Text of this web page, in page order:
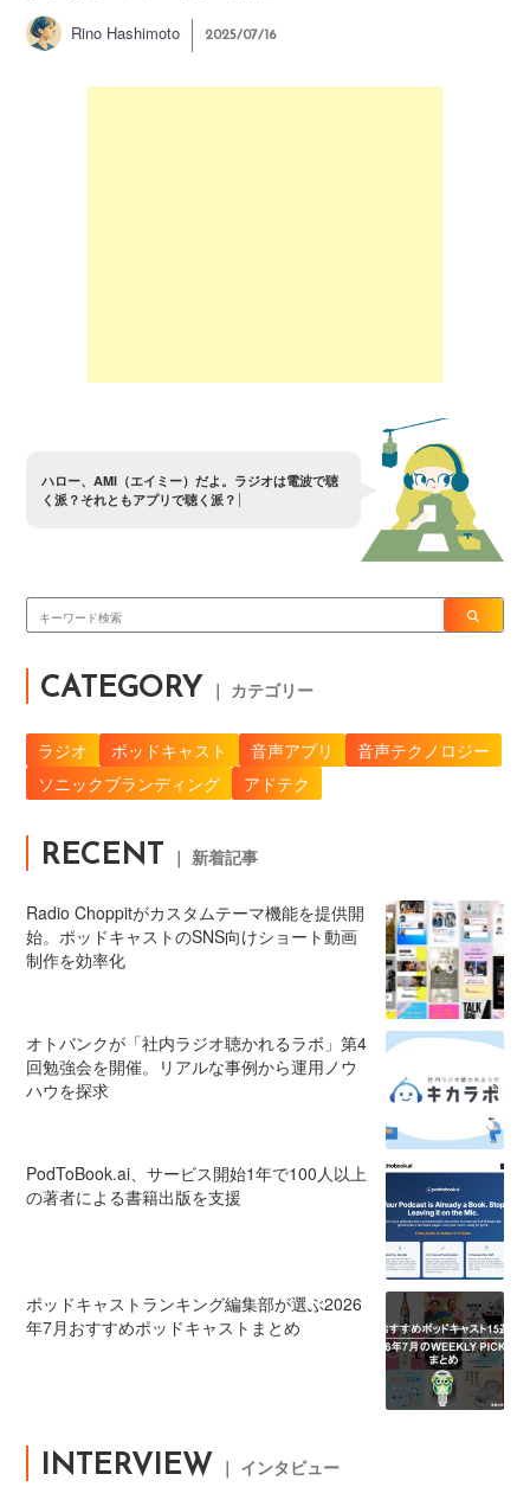
Rino Hashimoto 2025/07/16
ハロー、 AMI（エイ ミ ー） だよ 。 ラジオは電波で聴
く 派？ それと もアプリで聴く 派？
CATEGORY ｜ カテゴリー
ラジオ ポッドキャスト 音声アプリ
音声テクノロジー
ソニックブランディング
アドテク
RECENT ｜ 新着記事
Radio Choppitがカスタムテーマ機能を提供開
始。ポッドキャストのSNS向けショート動画
制作を効率化
オトバンクが「社内ラジオ聴かれるラボ」第4
回勉強会を開催。リアルな事例から運用ノウ
ハウを探求
PodToBook.ai、サービス開始1年で100人以上
の著者による書籍出版を支援
ポッドキャストランキング編集部が選ぶ2026
年7月おすすめポッドキャストまとめ
INTERVIEW ｜ インタビュー